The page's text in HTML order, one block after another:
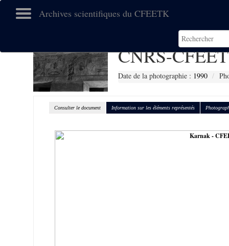
Archives scientifiques du CFEETK
CNRS-
Date de la photographie : 1990
Consulter le document Information sur les éléments représentés